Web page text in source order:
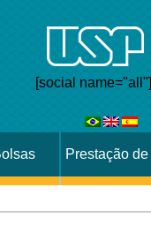
[social name="all"]
Prestação de